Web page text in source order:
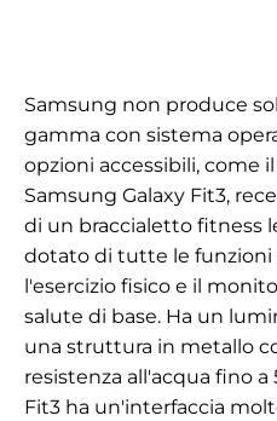
Samsung non produce
gamma con sistema
opzioni accessibili, come
Samsung Galaxy Fit3,
di un braccialetto fitness
dotato di tutte le funzioni
l'esercizio fisico e il
salute di base. Ha un
una struttura in metallo
resistenza all'acqua fino a
Fit3 ha un'interfaccia